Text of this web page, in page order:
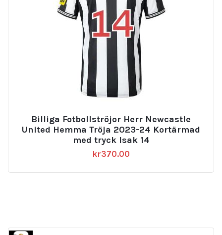
Billiga Fotbollströjor Herr Newcastle
United Hemma Tröja 2023-24 Kortärmad
med tryck Isak 14
kr370.00